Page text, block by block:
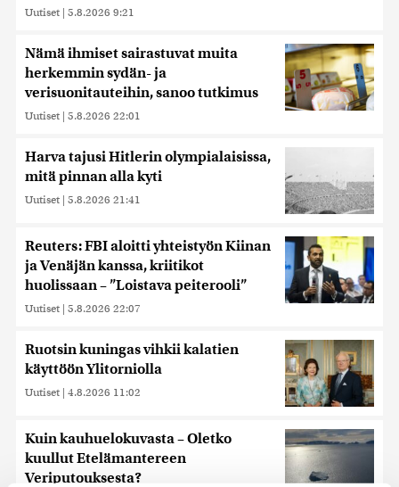
Uutiset | 5.8.2026 9:21
Nämä ihmiset sairastuvat muita
herkemmin sydän- ja
verisuonitauteihin, sanoo tutkimus
Uutiset | 5.8.2026 22:01
Harva tajusi Hitlerin olympialaisissa,
mitä pinnan alla kyti
Uutiset | 5.8.2026 21:41
Reuters: FBI aloitti yhteistyön Kiinan
ja Venäjän kanssa, kriitikot
huolissaan – ”Loistava peiterooli”
Uutiset | 5.8.2026 22:07
Ruotsin kuningas vihkii kalatien
käyttöön Ylitorniolla
Uutiset | 4.8.2026 11:02
Kuin kauhuelokuvasta – Oletko
kuullut Etelämantereen
Veriputouksesta?